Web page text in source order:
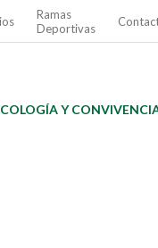
Ramas
Deportivas
Y